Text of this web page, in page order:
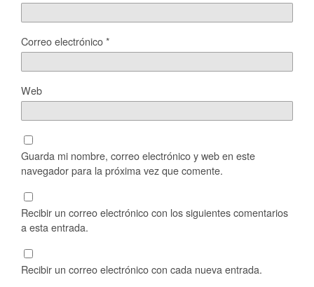
Correo electrónico*
Web
Guarda mi nombre, correo electrónico y web en este
navegador para la próxima vez que comente.
Recibir un correo electrónico con los siguientes comentarios
a esta entrada.
Recibir un correo electrónico con cada nueva entrada.